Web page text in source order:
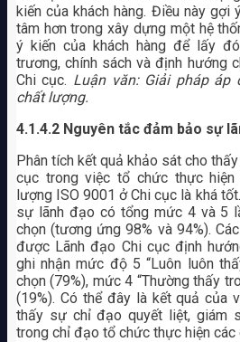
kiến của khách hàng. Điều này gợi
tâm hơn trong xây dựng một hệ
ý kiến của khách hàng để lấy
trương, chính sách và định hướng
Chi cục. Luận văn: Giải pháp áp
chất lượng.
4.1.4.2 Nguyên tắc đảm bảo sự
Phân tích kết quả khảo sát cho
cục trong việc tổ chức thực
lượng ISO 9001 ở Chi cục là khá
sự lãnh đạo có tổng mức 4 và 5
chọn (tương ứng 98% và 94%).
được Lãnh đạo Chi cục định
ghi nhận mức độ 5 “Luôn luôn
chọn (79%), mức 4 “Thường thấy
(19%). Có thể đây là kết quả của
thấy sự chỉ đạo quyết liệt, giám
trong chỉ đạo tổ chức thực hiện các